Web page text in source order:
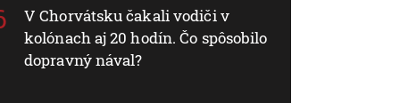
V Chorvátsku čakali vodiči v
kolónach aj 20 hodín. Čo spôsobilo
dopravný nával?